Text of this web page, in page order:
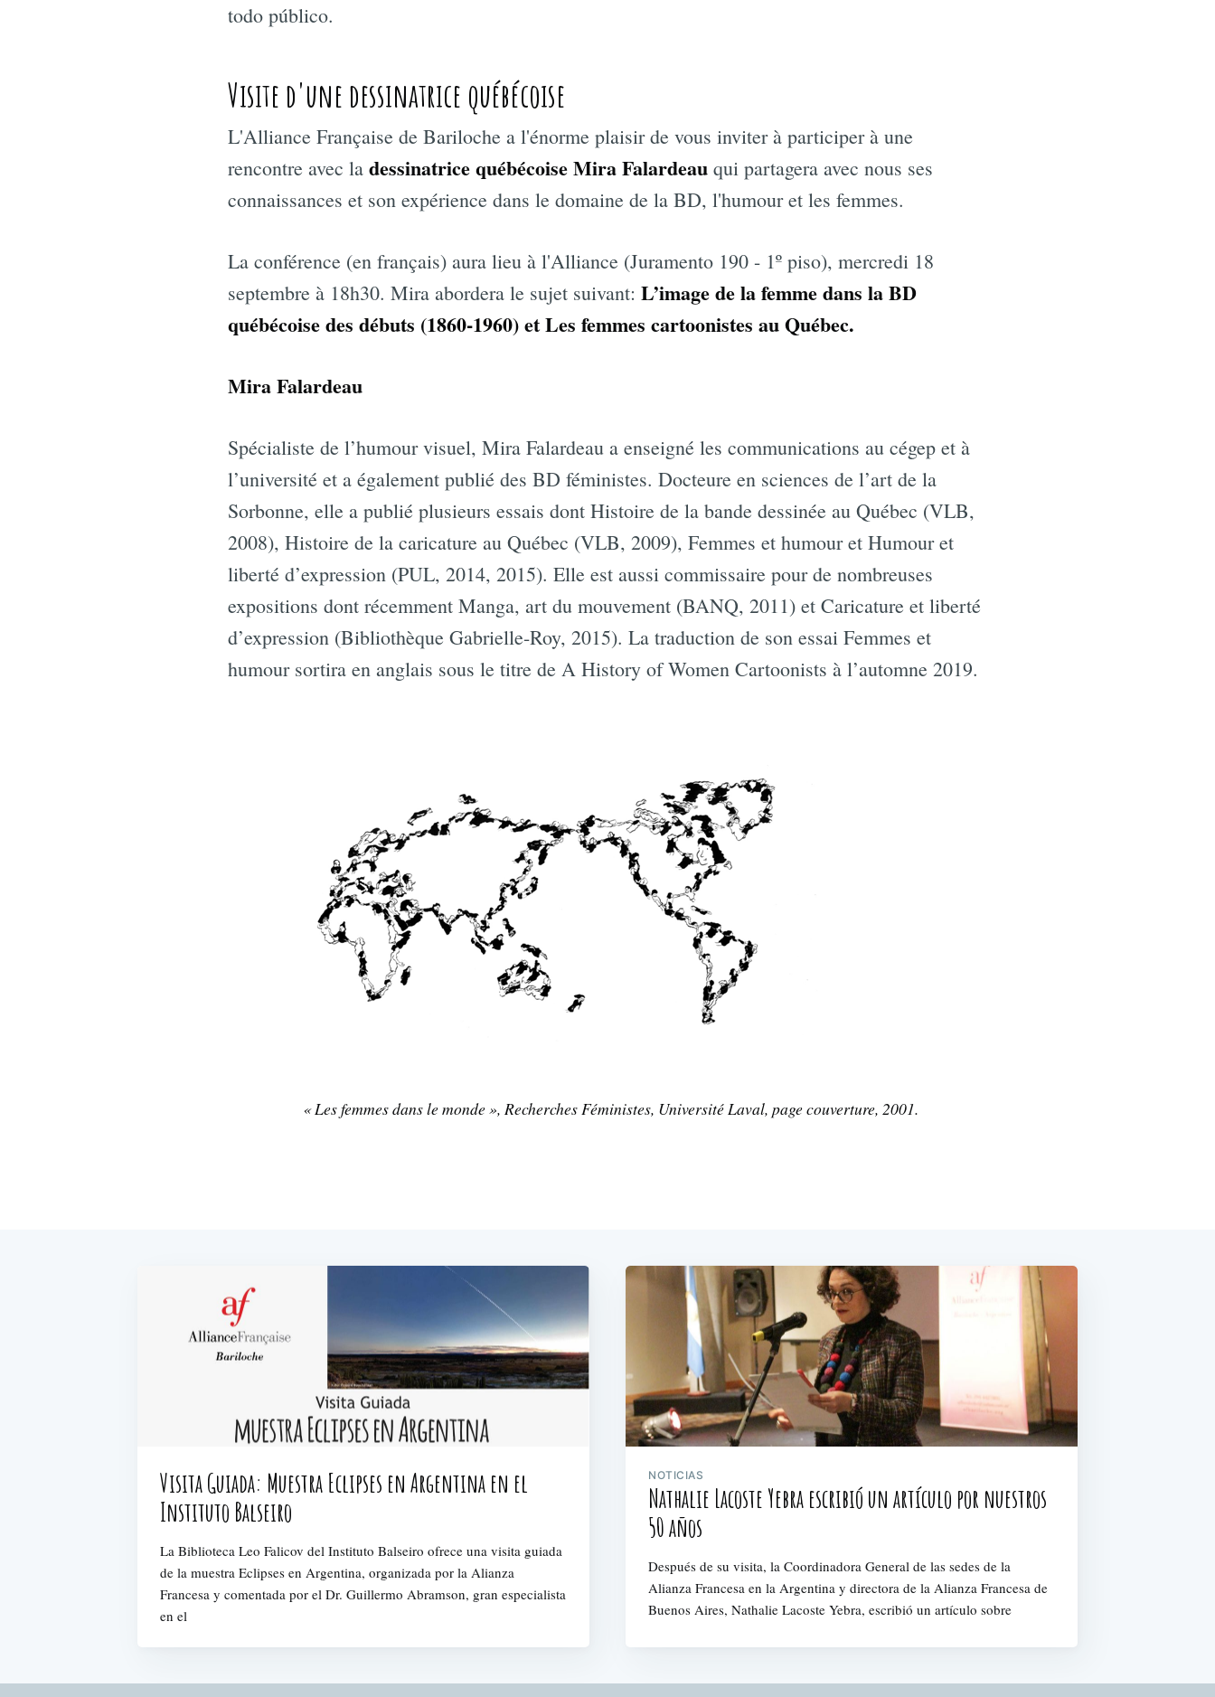
todo público.
Visite d'une dessinatrice québécoise
L'Alliance Française de Bariloche a l'énorme plaisir de vous inviter à participer à une
rencontre avec la dessinatrice québécoise Mira Falardeau qui partagera avec nous ses
connaissances et son expérience dans le domaine de la BD, l'humour et les femmes.
La conférence (en français) aura lieu à l'Alliance (Juramento 190 - 1º piso), mercredi 18
septembre à 18h30. Mira abordera le sujet suivant: L’image de la femme dans la BD
québécoise des débuts (1860-1960) et Les femmes cartoonistes au Québec.
Mira Falardeau
Spécialiste de l’humour visuel, Mira Falardeau a enseigné les communications au cégep et à
l’université et a également publié des BD féministes. Docteure en sciences de l’art de la
Sorbonne, elle a publié plusieurs essais dont Histoire de la bande dessinée au Québec (VLB,
2008), Histoire de la caricature au Québec (VLB, 2009), Femmes et humour et Humour et
liberté d’expression (PUL, 2014, 2015). Elle est aussi commissaire pour de nombreuses
expositions dont récemment Manga, art du mouvement (BANQ, 2011) et Caricature et liberté
d’expression (Bibliothèque Gabrielle-Roy, 2015). La traduction de son essai Femmes et
humour sortira en anglais sous le titre de A History of Women Cartoonists à l’automne 2019.
« Les femmes dans le monde », Recherches Féministes, Université Laval, page couverture, 2001.
Visita Guiada: Muestra Eclipses en Argentina en el
Instituto Balseiro
La Biblioteca Leo Falicov del Instituto Balseiro ofrece una visita guiada
de la muestra Eclipses en Argentina, organizada por la Alianza
Francesa y comentada por el Dr. Guillermo Abramson, gran especialista
en el
NOTICIAS
Nathalie Lacoste Yebra escribió un artículo por nuestros
50 años
Después de su visita, la Coordinadora General de las sedes de la
Alianza Francesa en la Argentina y directora de la Alianza Francesa de
Buenos Aires, Nathalie Lacoste Yebra, escribió un artículo sobre